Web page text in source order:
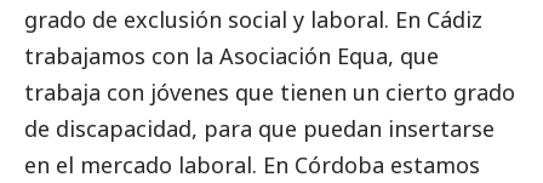
grado de exclusión social y laboral. En Cádiz
trabajamos con la Asociación Equa, que
trabaja con jóvenes que tienen un cierto grado
de discapacidad, para que puedan insertarse
en el mercado laboral. En Córdoba estamos